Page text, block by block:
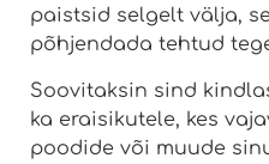
paistsid selgelt välja,
põhjendada tehtud
Soovitaksin sind
ka eraisikutele, kes
poodide või muude